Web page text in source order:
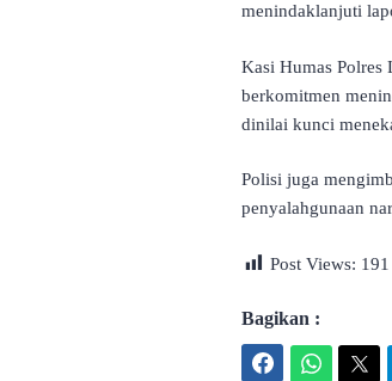
menindaklanjuti
Kasi Humas Polres
berkomitmen
dinilai kunci
Polisi juga
penyalahgunaan
Post Views: 191
Bagikan :